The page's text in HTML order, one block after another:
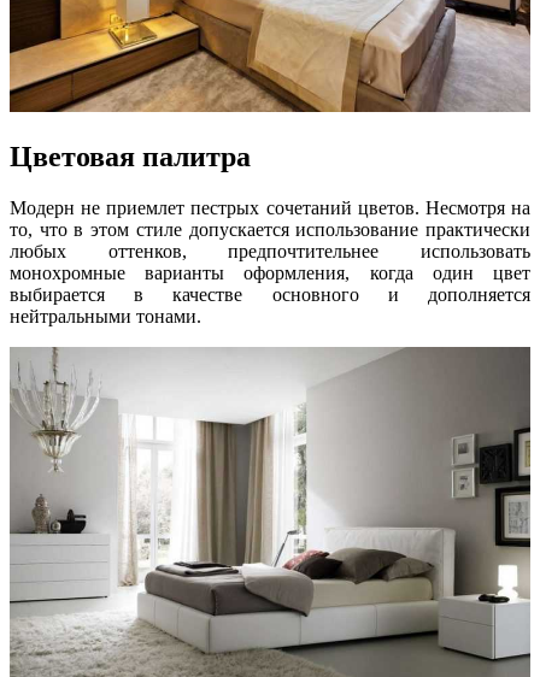
Цветовая палитра
Модерн не приемлет пестрых сочетаний цветов. Несмотря на
то, что в этом стиле допускается использование практически
любых оттенков, предпочтительнее использовать
монохромные варианты оформления, когда один цвет
выбирается в качестве основного и дополняется
нейтральными тонами.